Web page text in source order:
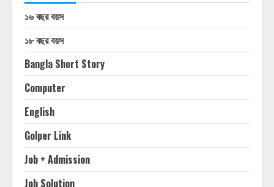
১৬ বছর বয়স
১৮ বছর বয়স
Bangla Short Story
Computer
English
Golper Link
Job + Admission
Job Solution